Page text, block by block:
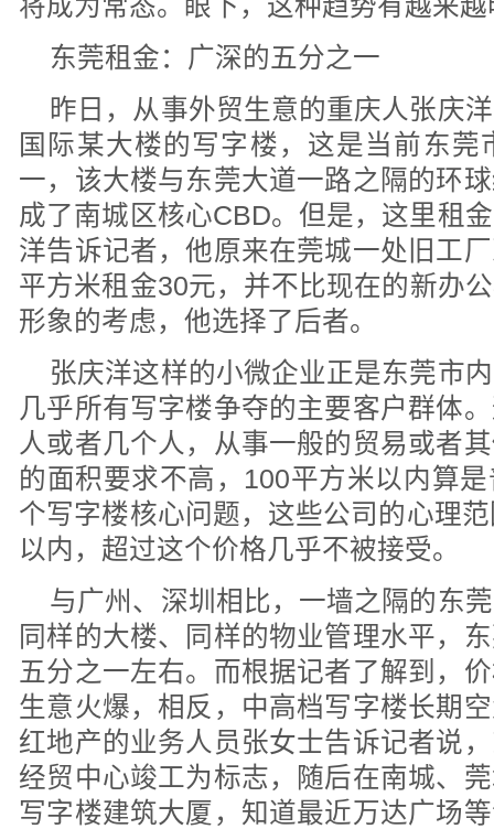
将成为常态。眼下，这种趋势有越来
东莞租金：广深的五分之一
昨日，从事外贸生意的重庆人张庆
国际某大楼的写字楼，这是当前东
一，该大楼与东莞大道一路之隔的环
成了南城区核心CBD。但是，这里租
洋告诉记者，他原来在莞城一处旧工
平方米租金30元，并不比现在的新办
形象的考虑，他选择了后者。
张庆洋这样的小微企业正是东莞市
几乎所有写字楼争夺的主要客户群体
人或者几个人，从事一般的贸易或者
的面积要求不高，100平方米以内算
个写字楼核心问题，这些公司的心理
以内，超过这个价格几乎不被接受。
与广州、深圳相比，一墙之隔的东
同样的大楼、同样的物业管理水平，
五分之一左右。而根据记者了解到，
生意火爆，相反，中高档写字楼长期
红地产的业务人员张女士告诉记者说
经贸中心竣工为标志，随后在南城、
写字楼建筑大厦，知道最近万达广场